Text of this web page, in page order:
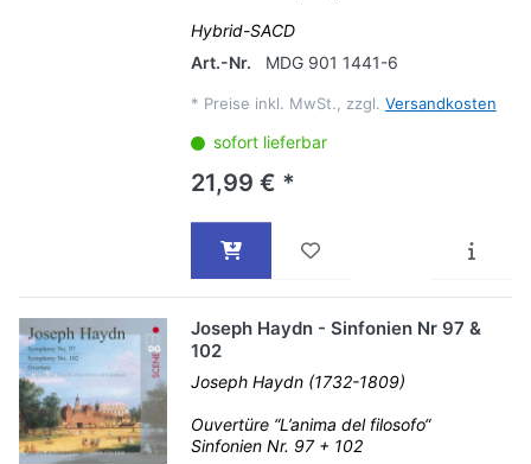
Hybrid-SACD
Art.-Nr.
MDG 901 1441-6
* Preise inkl. MwSt., zzgl. Versandkosten
sofort lieferbar
21,99 € *
Joseph Haydn - Sinfonien Nr 97 &
102
Joseph Haydn (1732-1809)
Ouvertüre “L’anima del filosofo“
Sinfonien Nr. 97 + 102